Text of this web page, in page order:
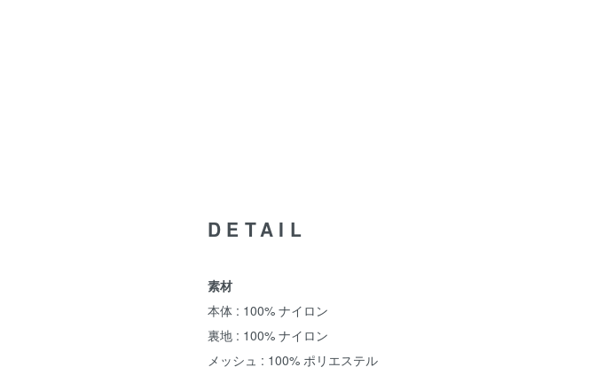
DETAIL
素材
本体 : 100% ナイロン
裏地 : 100% ナイロン
メッシュ : 100% ポリエステル